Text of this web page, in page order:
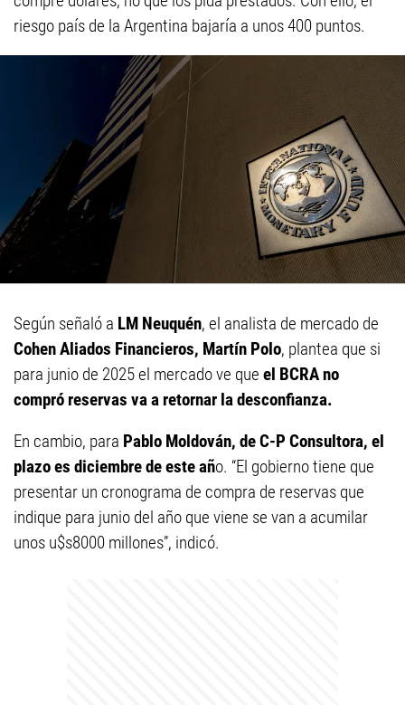
riesgo país de la Argentina bajaría a unos 400 puntos.
Según señaló a LM Neuquén, el analista de mercado de
Cohen Aliados Financieros, Martín Polo, plantea que si
para junio de 2025 el mercado ve que el BCRA no
compró reservas va a retornar la desconfianza.
En cambio, para Pablo Moldován, de C-P Consultora, el
plazo es diciembre de este año. “El gobierno tiene que
presentar un cronograma de compra de reservas que
indique para junio del año que viene se van a acumilar
unos u$s8000 millones”, indicó.